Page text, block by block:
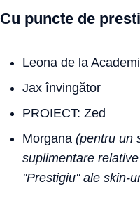
Cu puncte de
Leona de la
Jax învingător
PROIECT: Zed
Morgana (pentru un
suplimentare
''Prestigiu'' ale skin-